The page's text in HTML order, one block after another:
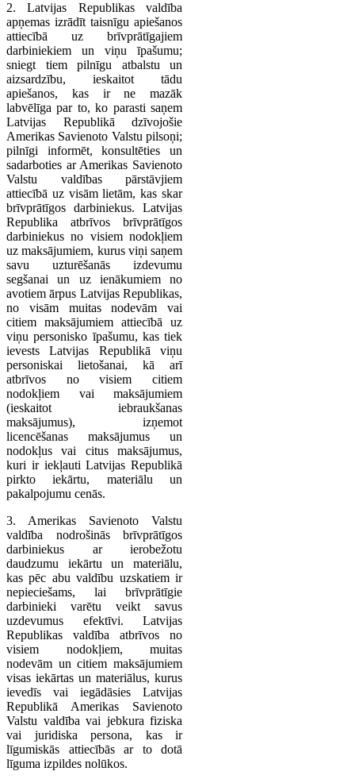
2. Latvijas Republikas valdība
apņemas izrādīt taisnīgu apiešanos
attiecībā uz brīvprātīgajiem
darbiniekiem un viņu īpašumu;
sniegt tiem pilnīgu atbalstu un
aizsardzību, ieskaitot tādu
apiešanos, kas ir ne mazāk
labvēlīga par to, ko parasti saņem
Latvijas Republikā dzīvojošie
Amerikas Savienoto Valstu pilsoņi;
pilnīgi informēt, konsultēties un
sadarboties ar Amerikas Savienoto
Valstu valdības pārstāvjiem
attiecībā uz visām lietām, kas skar
brīvprātīgos darbiniekus. Latvijas
Republika atbrīvos brīvprātīgos
darbiniekus no visiem nodokļiem
uz maksājumiem, kurus viņi saņem
savu uzturēšanās izdevumu
segšanai un uz ienākumiem no
avotiem ārpus Latvijas Republikas,
no visām muitas nodevām vai
citiem maksājumiem attiecībā uz
viņu personisko īpašumu, kas tiek
ievests Latvijas Republikā viņu
personiskai lietošanai, kā arī
atbrīvos no visiem citiem
nodokļiem vai maksājumiem
(ieskaitot iebraukšanas
maksājumus), izņemot
licencēšanas maksājumus un
nodokļus vai citus maksājumus,
kuri ir iekļauti Latvijas Republikā
pirkto iekārtu, materiālu un
pakalpojumu cenās.
3. Amerikas Savienoto Valstu
valdība nodrošinās brīvprātīgos
darbiniekus ar ierobežotu
daudzumu iekārtu un materiālu,
kas pēc abu valdību uzskatiem ir
nepieciešams, lai brīvprātīgie
darbinieki varētu veikt savus
uzdevumus efektīvi. Latvijas
Republikas valdība atbrīvos no
visiem nodokļiem, muitas
nodevām un citiem maksājumiem
visas iekārtas un materiālus, kurus
ievedīs vai iegādāsies Latvijas
Republikā Amerikas Savienoto
Valstu valdība vai jebkura fiziska
vai juridiska persona, kas ir
līgumiskās attiecībās ar to dotā
līguma izpildes nolūkos.